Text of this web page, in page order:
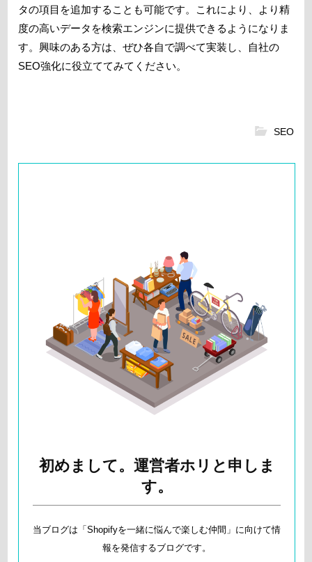
タの項目を追加することも可能です。これにより、より精
度の高いデータを検索エンジンに提供できるようになりま
す。興味のある方は、ぜひ各自で調べて実装し、自社の
SEO強化に役立ててみてください。
SEO
初めまして。運営者ホリと申しま
す。
当ブログは「Shopifyを一緒に悩んで楽しむ仲間」に向けて情
報を発信するブログです。